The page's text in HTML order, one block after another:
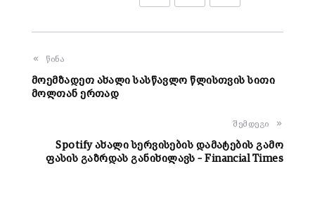
წინა
მოემზადეთ ახალი სასწავლო წლისთვის სითი
მოლთან ერთად
შემდეგი
Spotify ახალი სერვისების დამატების გამო
ფასის გაზრდას განიხილავს – Financial Times